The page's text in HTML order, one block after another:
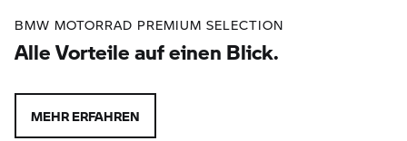
BMW MOTORRAD PREMIUM SELECTION
Alle Vorteile auf einen Blick.
MEHR ERFAHREN